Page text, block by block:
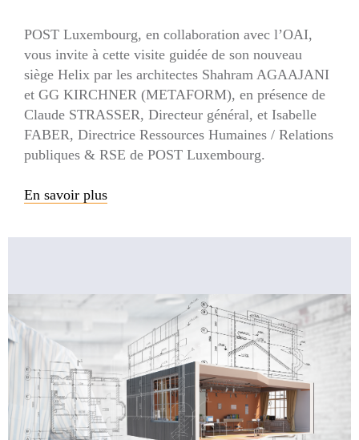
POST Luxembourg, en collaboration avec l’OAI,
vous invite à cette visite guidée de son nouveau
siège Helix par les architectes Shahram AGAAJANI
et GG KIRCHNER (METAFORM), en présence de
Claude STRASSER, Directeur général, et Isabelle
FABER, Directrice Ressources Humaines / Relations
publiques & RSE de POST Luxembourg.
En savoir plus